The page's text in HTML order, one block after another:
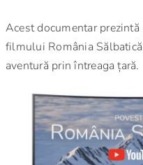
Acest documentar
filmului România
aventură prin întreaga țară.